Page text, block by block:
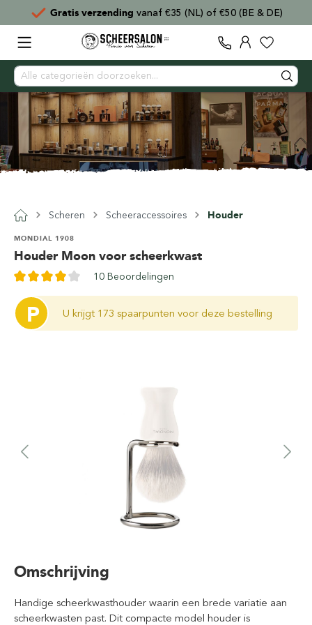
Gratis verzendingvanaf €35 (NL) of €50 (BE & DE)
Scheren Scheeraccessoires Houder
Houder Moon voor scheerkwast
MONDIAL 1908
10 Beoordelingen
P U krijgt 173 spaarpunten voor deze bestelling
Omschrijving
Handige scheerkwasthouder waarin een brede variatie aan
scheerkwasten past. Dit compacte model houder is